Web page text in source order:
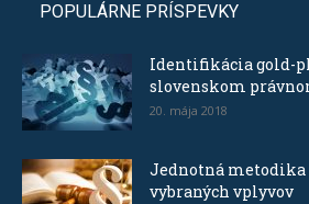
POPULÁRNE PRÍSPEVKY
Identifikácia gold-
slovenskom
20. mája 2018
Jednotná metodika
vybraných vplyvov